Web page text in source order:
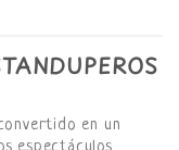
en un